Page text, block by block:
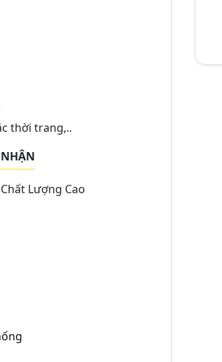
thời trang,..
Lượng Cao